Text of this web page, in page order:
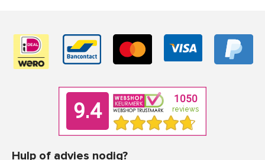
Hulp of advies nodig?